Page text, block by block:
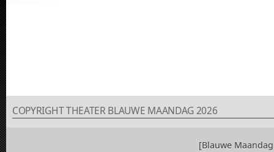
COPYRIGHT THEATER BLAUWE MAANDAG 2026
[Blauwe